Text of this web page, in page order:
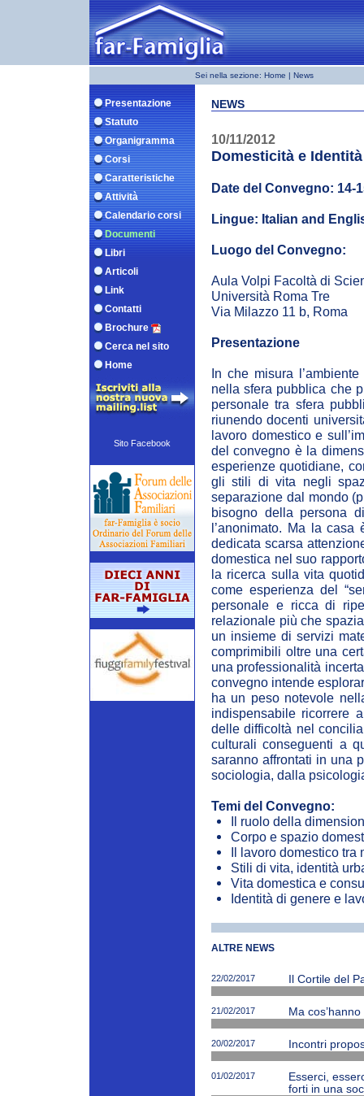
Sei nella sezione: Home | News
Presentazione
Statuto
Organigramma
Corsi
Caratteristiche
Attività
Calendario corsi
Documenti
Libri
Articoli
Link
Contatti
Brochure
Cerca nel sito
Home
Sito Facebook
NEWS
10/11/2012
Domesticità e
Date del Convegno: 14-
Lingue: Italian and
Luogo del Convegno:
Aula Volpi Facoltà di
Università Roma Tre
Via Milazzo 11 b, Roma
Presentazione
In che misura
nella sfera pubblica che
personale tra sfera
riunendo docenti
lavoro domestico e
del convegno è la
esperienze quotidiane,
gli stili di vita negli
separazione dal mondo
bisogno della persona
l’anonimato. Ma la
dedicata scarsa
domestica nel suo
la ricerca sulla vita
come esperienza del
personale e ricca di
relazionale più che
un insieme di servizi
comprimibili oltre una
una professionalità
convegno intende
ha un peso notevole
indispensabile ricorrere
delle difficoltà nel
culturali conseguenti a
saranno affrontati in una
sociologia, dalla
Temi del Convegno:
Il ruolo della
Corpo e spazio
Il lavoro domestico tra
Stili di vita, identità
Vita domestica e
Identità di genere e
ALTRE NEWS
22/02/2017 Il Cortile del
21/02/2017 Ma
20/02/2017 Incontri
01/02/2017
Esserci,
forti in una